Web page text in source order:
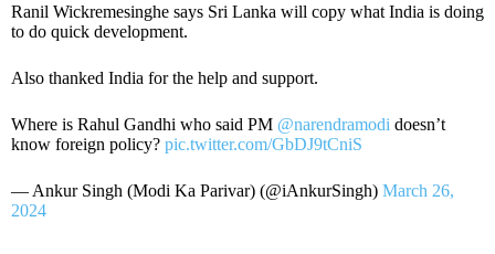
Ranil Wickremesinghe says Sri Lanka will copy what India is doing
to do quick development.
Also thanked India for the help and support.
Where is Rahul Gandhi who said PM @narendramodi doesn’t
know foreign policy? pic.twitter.com/GbDJ9tCniS
— Ankur Singh (Modi Ka Parivar) (@iAnkurSingh) March 26,
2024